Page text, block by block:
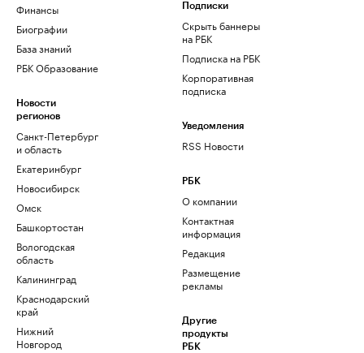
Финансы
Биографии
База знаний
РБК Образование
Новости
регионов
Санкт-Петербург
и область
Екатеринбург
Новосибирск
Омск
Башкортостан
Вологодская
область
Калининград
Краснодарский
край
Нижний
Новгород
Подписки
Скрыть баннеры
на РБК
Подписка на РБК
Корпоративная
подписка
Уведомления
RSS Новости
РБК
О компании
Контактная
информация
Редакция
Размещение
рекламы
Другие
продукты
РБК